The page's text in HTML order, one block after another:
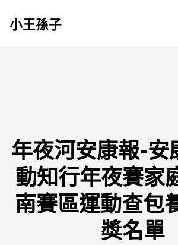
小王孫子
年夜河安康報-安
動知行年夜賽家
南賽區運動查包
獎名單